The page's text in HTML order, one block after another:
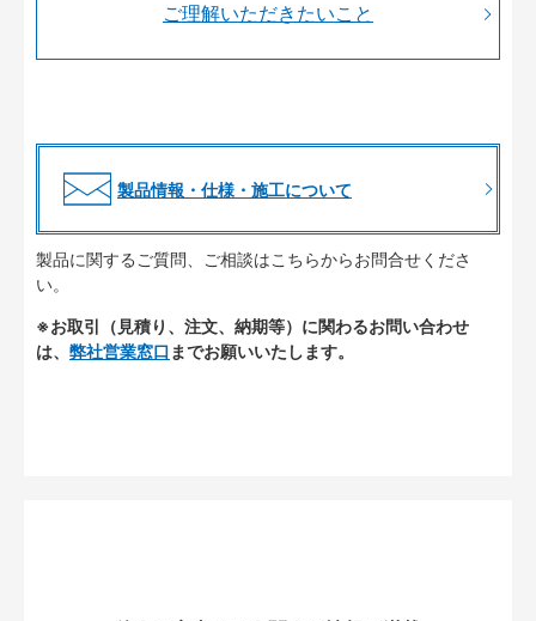
ご理解いただきたいこと
製品情報・仕様・施工について
製品に関するご質問、ご相談はこちらからお問合せくださ
い。
※お取引（見積り、注文、納期等）に関わるお問い合わせ
は、 弊社営業窓口 までお願いいたします。